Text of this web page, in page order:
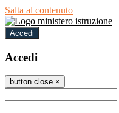
Salta al contenuto
Accedi
Accedi
button close ×